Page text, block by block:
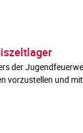
der
vorzustellen und